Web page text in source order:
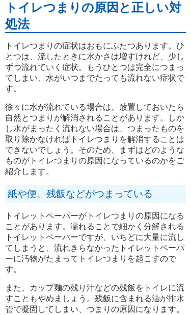
トイレつまりの原因と正しい対
処法
トイレつまりの症状はおもにふたつあります。ひ
とつは、流したときに水かさは増すけれど、少し
ずつ流れていく症状。もうひとつは完全につまっ
てしまい、水がいつまでたっても流れない症状で
す。
徐々に水が流れている場合は、放置しておいたら
自然とつまりが解消されることがあります。しか
し水がまったく流れない場合は、つまったものを
取り除かなければトイレつまりを解消することは
できないでしょう。そのため、まずはどのような
ものがトイレつまりの原因になっているのかをご
紹介します。
紙や便、残飯などがつまっている
トイレットペーパーがトイレつまりの原因になる
ことがあります。濡れることで細かく分解される
トイレットペーパーですが、いちどに大量に流し
てしまうと、流れきらなかったトイレットペーパ
ーに汚物がたまってトイレつまりを起こすので
す。
また、カップ麺の残り汁などの残飯をトイレに流
すこともやめましょう。残飯に含まれる油が排水
管で凝固してしまい、つまりの原因になります。